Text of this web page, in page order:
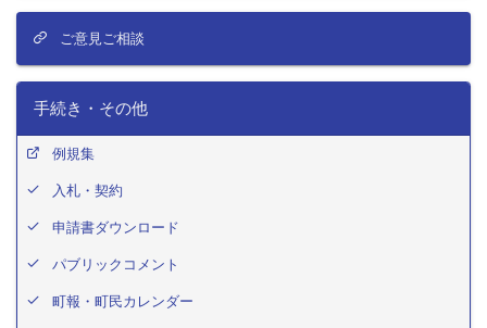
ご意見ご相談
手続き・その他
例規集
入札・契約
申請書ダウンロード
パブリックコメント
町報・町民カレンダー